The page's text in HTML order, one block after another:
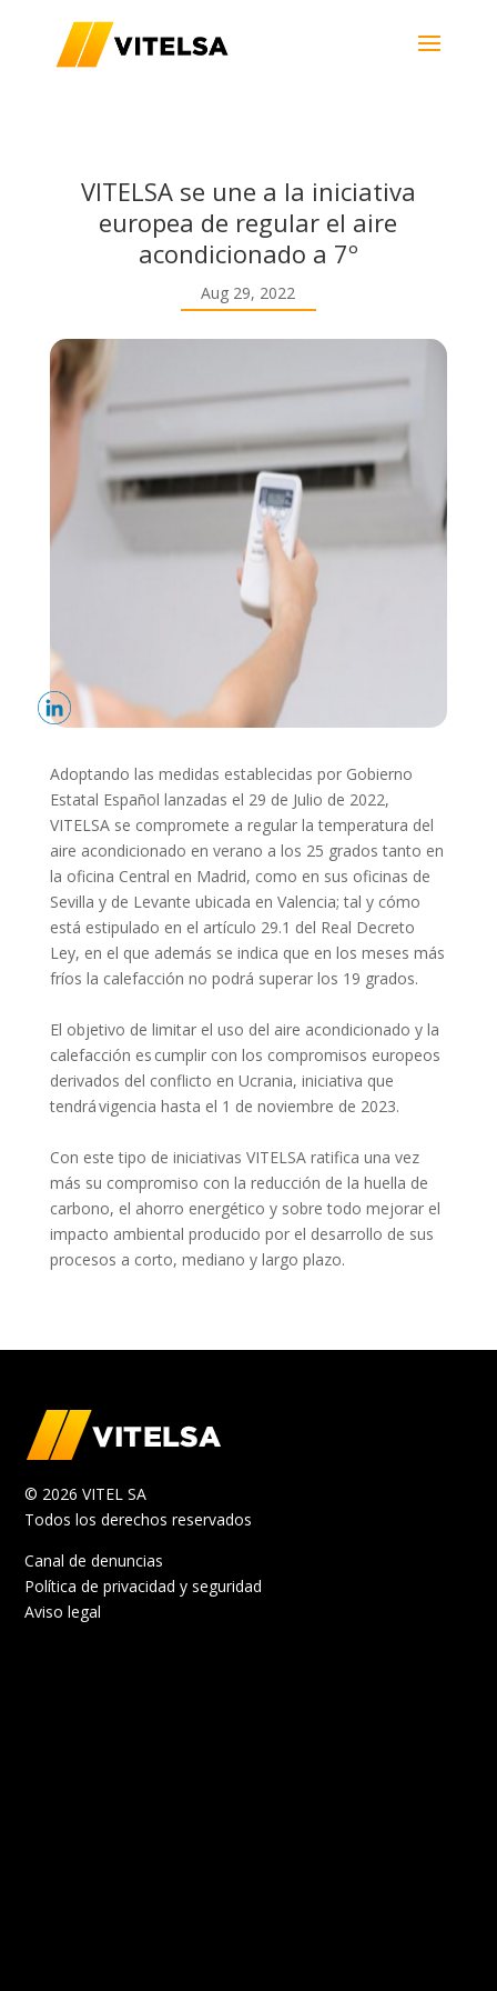
VITELSA se une a la iniciativa
europea de regular el aire
acondicionado a 7º
Aug 29, 2022
Adoptando las medidas establecidas por Gobierno
Estatal Español lanzadas el 29 de Julio de 2022,
VITELSAse compromete a regular la temperatura del
aire acondicionado en verano a los 25 grados tanto en
la oficina Central en Madrid, como en sus oficinas de
Sevilla y de Levante ubicada en Valencia; tal y cómo
está estipulado en el artículo 29.1 del Real Decreto
Ley, en el que además se indica que en los meses más
fríos la calefacción no podrá superar los 19 grados.
El objetivo de limitar el uso del aire acondicionado y la
calefacción es cumplir con los compromisos europeos
derivados del conflicto en Ucrania, iniciativa que
tendrávigencia hasta el 1 de noviembre de 2023.
Con este tipo de iniciativas VITELSA ratifica una vez
más su compromiso con la reducción de la huella de
carbono, el ahorro energético y sobre todo mejorar el
impacto ambiental producido por el desarrollo de sus
procesos a corto, mediano y largo plazo.
© 2026 VITEL SA
Todos los derechos reservados
Canal de denuncias
Política de privacidad y seguridad
Aviso legal